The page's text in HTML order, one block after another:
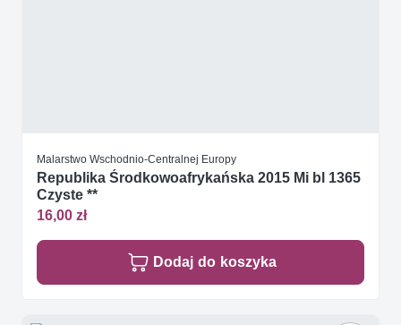
Malarstwo Wschodnio-Centralnej Europy
Republika Środkowoafrykańska 2015 Mi bl 1365
Czyste **
16,00 zł
Dodaj do koszyka